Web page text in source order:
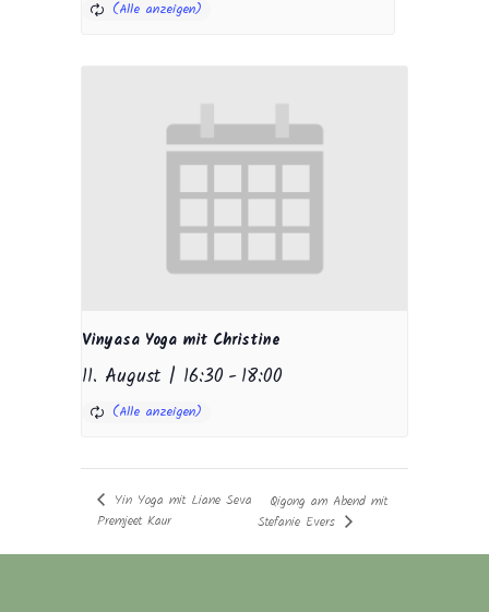
Vinyasa Yoga mit Christine
11. August | 16:30 -18:00
Yin Yoga mit Liane Seva
Premjeet Kaur
Qigong am Abend mit
Stefanie Evers